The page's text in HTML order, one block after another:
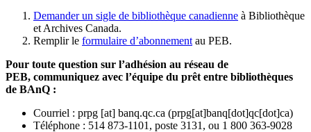
Demander un sigle de bibliothèque canadienne à Bibliothèque
et Archives Canada.
Remplir le formulaire d’abonnement au PEB.
Pour toute question sur l’adhésion au réseau de
PEB, communiquez avec l’équipe du prêt entre bibliothèques
de BAnQ :
Courriel : prpg [at] banq.qc.ca (prpg[at]banq[dot]qc[dot]ca)
Téléphone : 514 873-1101, poste 3131, ou 1 800 363-9028